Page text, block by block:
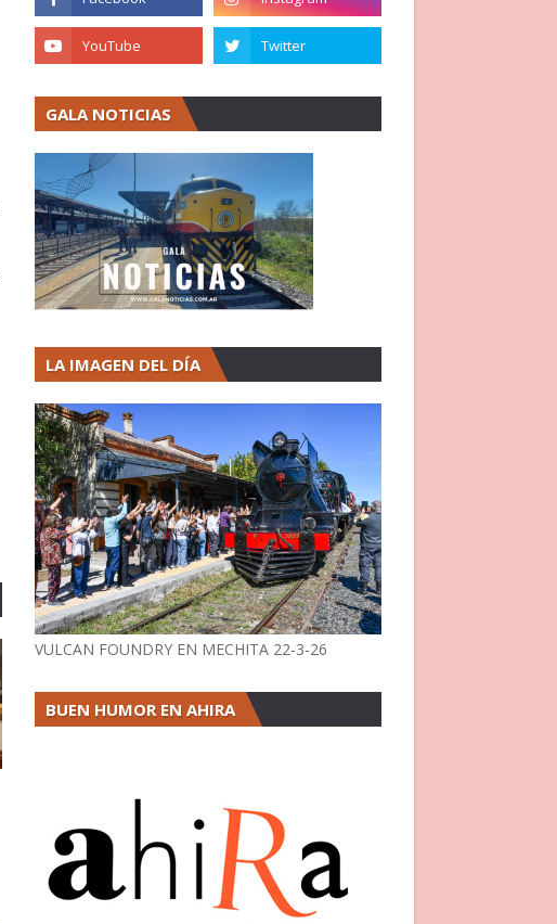
GALA NOTICIAS
LA IMAGEN DEL DÍA
VULCAN FOUNDRY EN MECHITA 22-3-26
BUEN HUMOR EN AHIRA